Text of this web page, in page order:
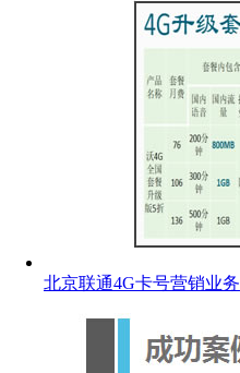
北京联通4G卡号营销业务